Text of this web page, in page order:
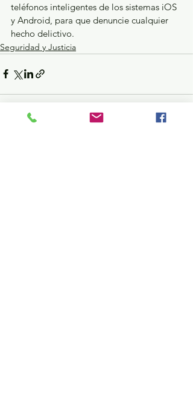
teléfonos inteligentes de los sistemas iOS
y Android, para que denuncie cualquier
hecho delictivo.
Seguridad y Justicia